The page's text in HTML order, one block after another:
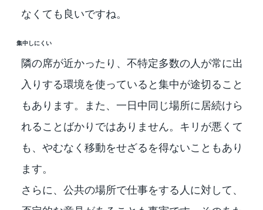
なくても良いですね。
集中しにくい
隣の席が近かったり、不特定多数の人が常に出
入りする環境を使っていると集中が途切ること
もあります。また、一日中同じ場所に居続けら
れることばかりではありません。キリが悪くて
も、やむなく移動をせざるを得ないこともあり
ます。
さらに、公共の場所で仕事をする人に対して、